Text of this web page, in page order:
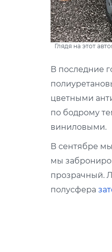
Глядя на этот
В последние
цветными
по бодрому
виниловыми.
В сентябре
мы
прозрачный.
полусфера